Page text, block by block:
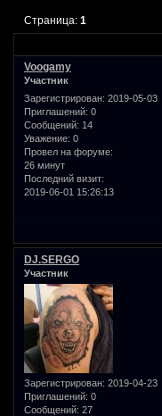
Страница:1
Voogamy
Участник
Зарегистрирован: 2019-05-03
Приглашений: 0
Сообщений: 14
Уважение: 0
Провел на форуме:
26 минут
Последний визит:
2019-06-01 15:26:13
DJ.SERGO
Участник
Зарегистрирован: 2019-04-23
Приглашений: 0
Сообщений: 27